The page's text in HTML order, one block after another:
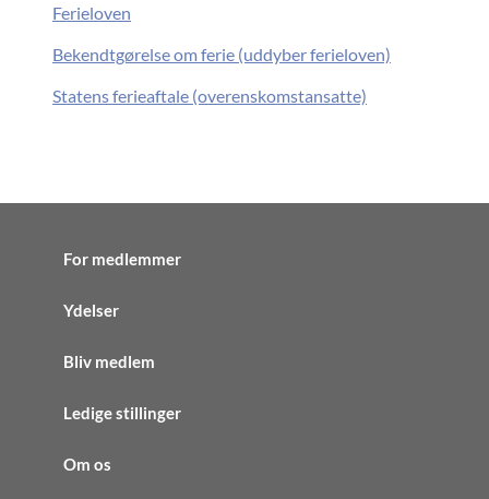
Ferieloven
Bekendtgørelse om ferie (uddyber ferieloven)
Statens ferieaftale (overenskomstansatte)
For medlemmer
Ydelser
Bliv medlem
Ledige stillinger
Om os